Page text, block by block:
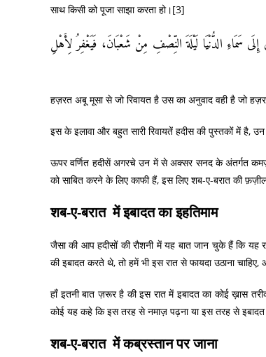
साथ किसी को पूजा साझा करता हो।[3]
سَمَاءِ الدُّنْيَا لَيْلَةَ النِّصْفِ مِنْ شَعْبَانَ، فَيَغْفِرُ لِأَهْلِ
हज़रत अबू मूसा से जो रिवायत है उस का अनुवाद वही है जो
इस के इलावा और बहुत सारी रिवायतें हदीस की पुस्तकों में है,
ऊपर वर्णित हदीसें अगरचे उन में से अक्सर सनद के अंतर्गत
को साबित करने के लिए काफी हैं, इस लिए शब-ए-बरात की
शब-ए-बरात में इबादत का इहतिमाम
जैसा की आप हदीसों की रौशनी में यह बात जान चुके हैं कि यह
की इबादत करते थे, तो हमें भी इस रात से फायदा उठाना
हाँ इतनी बात ज़रूर है की इस रात में इबादत का कोई ख़ास
कोई यह कहे कि इस तरह से नमाज़ पढ़ना या इस तरह से
शब-ए-बरात में कब्रस्तान पर जाना